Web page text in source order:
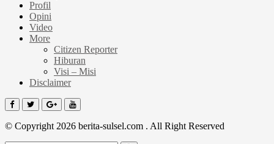
Profil
Opini
Video
More
Citizen Reporter
Hiburan
Visi – Misi
Disclaimer
© Copyright 2026 berita-sulsel.com . All Right Reserved